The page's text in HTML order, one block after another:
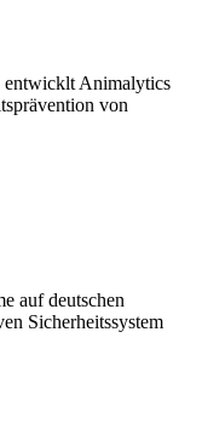
entwicklt Animalytics
von
auf deutschen
Sicherheitssystem